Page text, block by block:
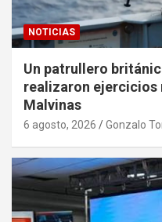
NOTICIAS
Un patrullero
realizaron ejercicios
Malvinas
6 agosto, 2026 Gonzalo